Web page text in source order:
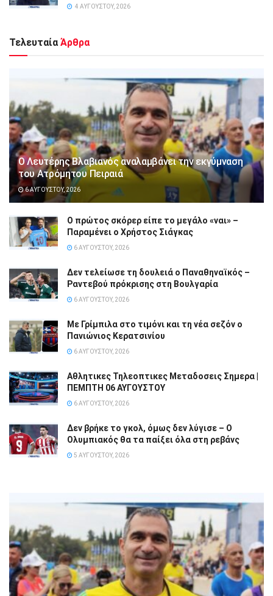
4 ΑΥΓΟΎΣΤΟΥ, 2026
Τελευταία Άρθρα
Ο Λευτέρης Βλαβιανός αναλαμβάνει την εκγύμναση
του Ατρόμητου Πειραιά
6 ΑΥΓΟΎΣΤΟΥ, 2026
Ο πρώτος σκόρερ είπε το μεγάλο «ναι» –
Παραμένει ο Χρήστος Σιάγκας
6 ΑΥΓΟΎΣΤΟΥ, 2026
Δεν τελείωσε τη δουλειά ο Παναθηναϊκός –
Ραντεβού πρόκρισης στη Βουλγαρία
6 ΑΥΓΟΎΣΤΟΥ, 2026
Με Γρίμπιλα στο τιμόνι και τη νέα σεζόν ο
Πανιώνιος Κερατσινίου
6 ΑΥΓΟΎΣΤΟΥ, 2026
Αθλητικες Τηλεοπτικες Μεταδοσεις Σημερα |
ΠΕΜΠΤΗ 06 ΑΥΓΟΥΣΤΟΥ
6 ΑΥΓΟΎΣΤΟΥ, 2026
Δεν βρήκε το γκολ, όμως δεν λύγισε – Ο
Ολυμπιακός θα τα παίξει όλα στη ρεβάνς
5 ΑΥΓΟΎΣΤΟΥ, 2026